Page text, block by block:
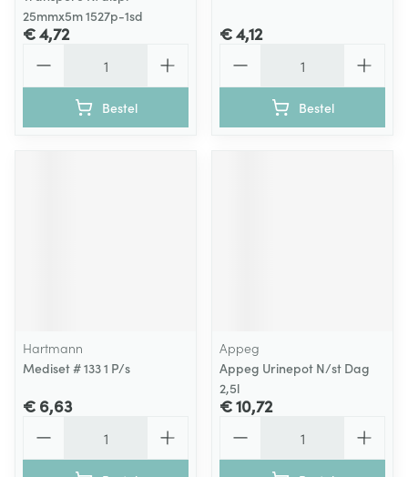
25mmx5m 1527p-1sd
€ 4,72
Bestel
€ 4,12
Bestel
Hartmann
Mediset # 133 1 P/s
€ 6,63
Appeg
Appeg Urinepot N/st Dag
2,5l
€ 10,72